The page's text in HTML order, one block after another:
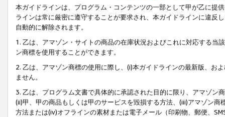
本ガイドラインは、プログラム・コンテンツの一部として甲が乙に提
ラインは常に厳密に遵守することが要求され、本ガイドラインに違反
自動的に解除されます。
1. 乙は、アマゾン・サイトの商品の在庫状況およびこれに対応する
ン商標を使用することができます。
2. 乙は、アマゾン商標の使用に際し、(i)本ガイドラインの最新版、お
ません。
3. 乙は、プログラム文書で具体的に承認された目的に限り、アマゾン
(ii)甲、甲の商品もしくは甲のサービスを毀損する方法、(iii)アマゾン
方法または(iv)オフラインの素材または電子メール（印刷物、郵便、